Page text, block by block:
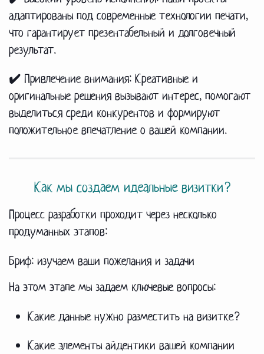
адаптированы под современные технологии печати,
что гарантирует презентабельный и долговечный
результат.
✔️ Привлечение внимания: Креативные и
оригинальные решения вызывают интерес, помогают
выделиться среди конкурентов и формируют
положительное впечатление о вашей компании.
Как мы создаем идеальные визитки?
Процесс разработки проходит через несколько
продуманных этапов:
Бриф: изучаем ваши пожелания и задачи
На этом этапе мы задаем ключевые вопросы:
Какие данные нужно разместить на визитке?
Какие элементы айдентики вашей компании